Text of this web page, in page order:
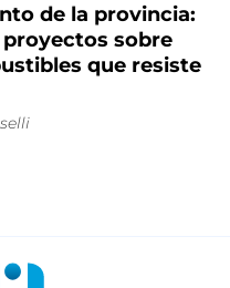
de la provincia:
proyectos sobre
que resiste